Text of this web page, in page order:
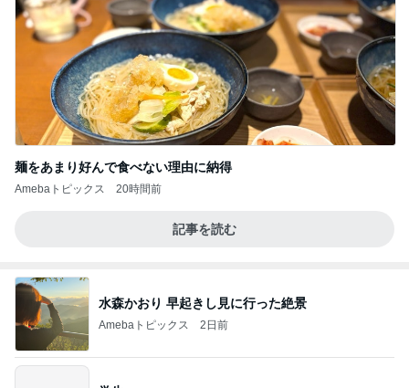
麺をあまり好んで食べない理由に納得
Amebaトピックス 20時間前
記事を読む
水森かおり 早起きし見に行った絶景
Amebaトピックス 2日前